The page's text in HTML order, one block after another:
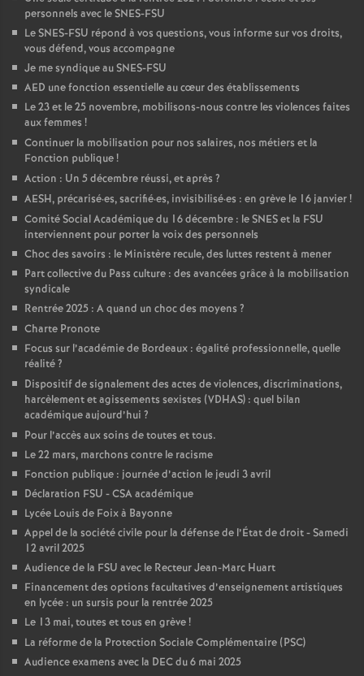
O
l
é
a
n
s
o
u
s
personnels avec le SNES-FSU
Le SNES-FSU répond à vos questions, vous informe sur vos droits,
vous défend, vous accompagne
Je me syndique au SNES-FSU
AED une fonction essentielle au cœur des établissements
Le 23 et le 25 novembre, mobilisons-nous contre les violences faites
aux femmes !
Continuer la mobilisation pour nos salaires, nos métiers et la
Fonction publique!
Action : Un 5 décembre réussi, et après ?
AESH, précarisé·es, sacrifié·es, invisibilisé·es : en grève le 16 janvier!
Comité Social Académique du 16 décembre : le SNES et la FSU
interviennent pour porter la voix des personnels
Choc des savoirs : le Ministère recule, des luttes restent à mener
Part collective du Pass culture : des avancées grâce à la mobilisation
syndicale
Rentrée 2025 : A quand un choc des moyens ?
Charte Pronote
Focus sur l’académie de Bordeaux : égalité professionnelle, quelle
réalité?
Dispositif de signalement des actes de violences, discriminations,
harcèlement et agissements sexistes (VDHAS) : quel bilan
académique aujourd’hui ?
Pour l’accès aux soins de toutes et tous.
Le 22 mars, marchons contre le racisme
Fonction publique : journée d’action le jeudi 3 avril
Déclaration FSU - CSA académique
Lycée Louis de Foix à Bayonne
Appel de la société civile pour la défense de l’État de droit - Samedi
12 avril 2025
Audience de la FSU avec le Recteur Jean-Marc Huart
Financement des options facultatives d’enseignement artistiques
en lycée : un sursis pour la rentrée 2025
Le 13 mai, toutes et tous en grève!
La réforme de la Protection Sociale Complémentaire (PSC)
Audience examens avec la DEC du 6 mai 2025